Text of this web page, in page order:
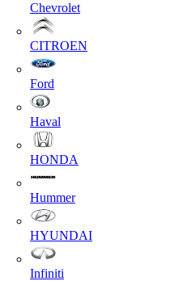
Chevrolet
CITROEN
Ford
Haval
HONDA
Hummer
HYUNDAI
Infiniti